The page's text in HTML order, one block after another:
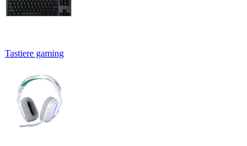
Tastiere gaming